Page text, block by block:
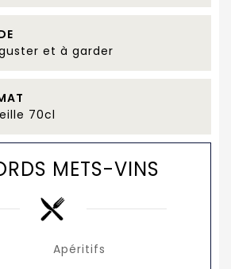
et à garder
70cl
METS-VINS
Apéritifs